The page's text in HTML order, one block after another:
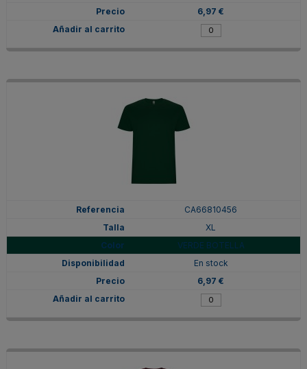
6,97 €
CA66810456
XL
VERDE BOTELLA
En stock
6,97 €